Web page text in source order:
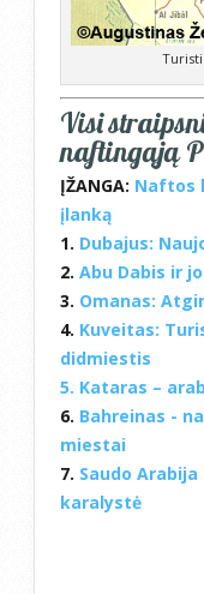
Visi
naftingąją
ĮŽANGA: Naftos
įlanką
1. Dubajus:
2. Abu Dabis ir
3. Omanas:
4. Kuveitas:
didmiestis
5. Kataras –
6. Bahreinas -
miestai
7. Saudo
karalystė